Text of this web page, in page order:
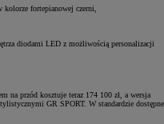
fortepianowej czerni,
diodami LED z możliwością personalizacji
na przód kosztuje teraz 174 100 zł, a wersja
GR SPORT. W standardzie dostępne